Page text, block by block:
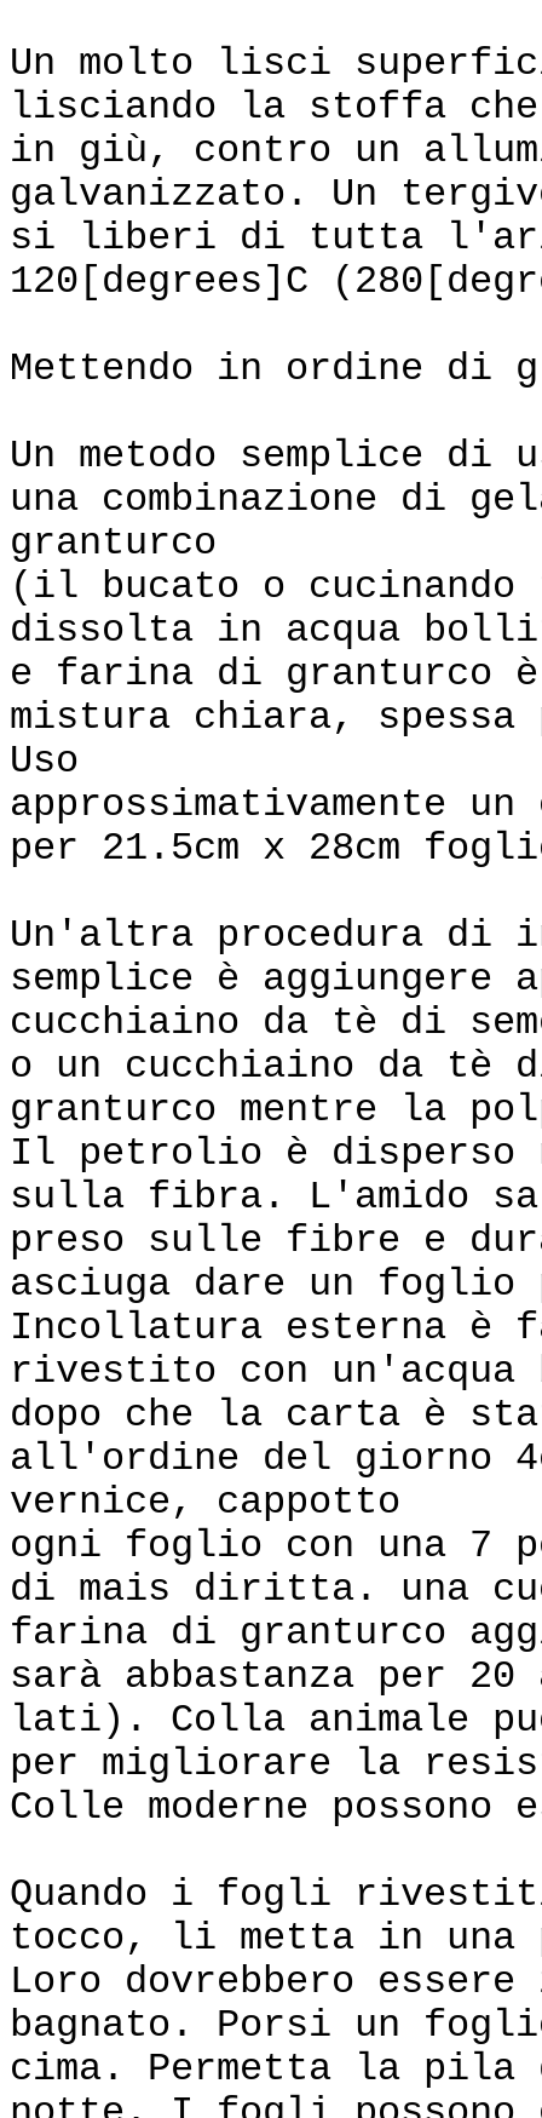
Un molto lisci
lisciando la stoffa
in giù, contro un
galvanizzato. Un
si liberi di tutta
120[degrees]C
Mettendo in ordine di
Un metodo semplice
una combinazione di
granturco
(il bucato o
dissolta in acqua
e farina di granturco
mistura chiara,
Uso
approssimativamente
per 21.5cm x 28cm
Un'altra procedura di
semplice è aggiungere
cucchiaino da tè di
o un cucchiaino da
granturco mentre la
Il petrolio è disperso
sulla fibra. L'amido
preso sulle fibre e
asciuga dare un
Incollatura esterna è
rivestito con un'acqua
dopo che la carta è
all'ordine del giorno
vernice, cappotto
ogni foglio con una 7
di mais diritta. una
farina di granturco
sarà abbastanza per
lati). Colla animale
per migliorare la
Colle moderne possono
Quando i fogli
tocco, li metta in
Loro dovrebbero
bagnato. Porsi un
cima. Permetta la pila